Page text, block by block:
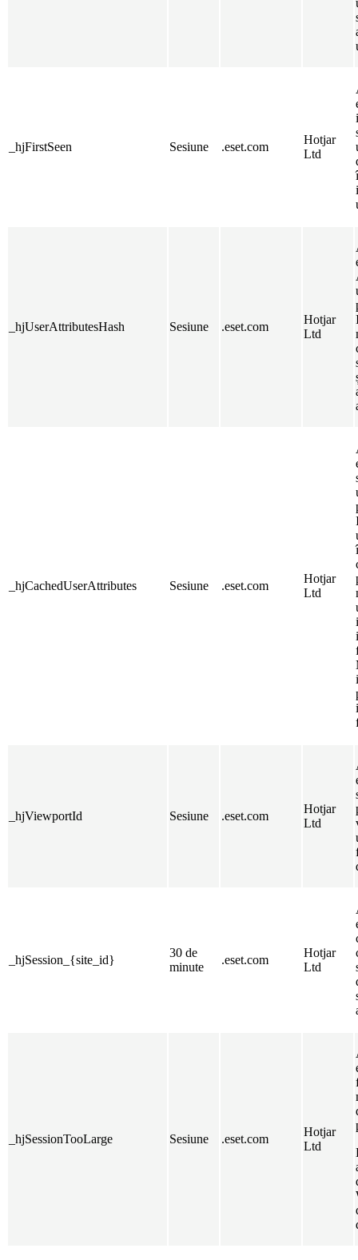
_hjFirstSeen Sesiune .eset.com
Hotjar
Ltd
_hjUserAttributesHash Sesiune .eset.com
Hotjar
Ltd
_hjCachedUserAttributes Sesiune .eset.com
Hotjar
Ltd
_hjViewportId Sesiune .eset.com
Hotjar
Ltd
_hjSession_{site_id}
30 de
minute
.eset.com
Hotjar
Ltd
_hjSessionTooLarge Sesiune .eset.com
Hotjar
Ltd